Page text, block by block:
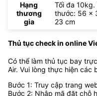
Hạng
thương
gia
Tối đa 10kg.
thước: 56 x
23 cm
Thủ tục check in online
Có thể làm thủ tục bay
Air. Vui lòng thực hiện các
Bước 1: Truy cập trang
Bước 2: Nhập mã đặt chỗ